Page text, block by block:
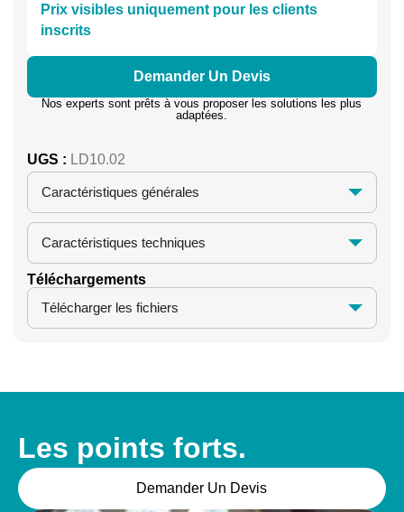
Prix visibles uniquement pour les clients
inscrits
Demander Un Devis
Nos experts sont prêts à vous proposer les solutions les plus
adaptées.
UGS : LD10.02
Caractéristiques générales
Caractéristiques techniques
Téléchargements
Télécharger les fichiers
Les points forts.
Demander Un Devis